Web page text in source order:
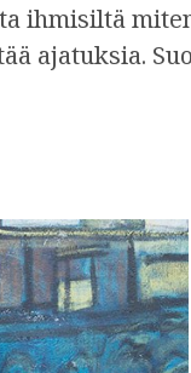
ihmisiltä
ajatuksia.